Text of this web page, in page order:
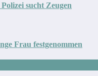
sucht Zeugen
Frau festgenommen